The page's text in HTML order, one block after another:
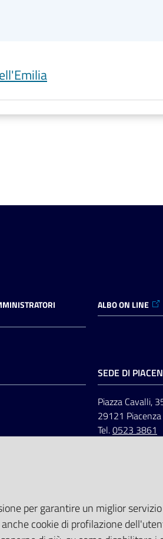
ALBO ON LINE
SEDE DI
Piazza Cavalli,
29121 Piacenza
Tel.0523 3861
per garantire un miglior
cookie di profilazione